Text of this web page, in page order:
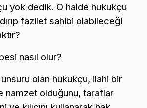
yok dedik. O halde hukukçu
fazilet sahibi olabileceği
nasıl olur?
olan hukukçu, ilahi bir
namzet olduğunu, taraflar